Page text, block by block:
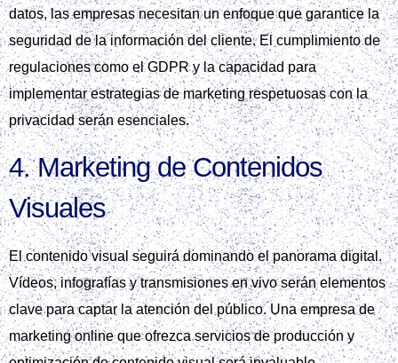
datos, las empresas necesitan un enfoque que garantice la
seguridad de la información del cliente. El cumplimiento de
regulaciones como el GDPR y la capacidad para
implementar estrategias de marketing respetuosas con la
privacidad serán esenciales.
4. Marketing de Contenidos
Visuales
El contenido visual seguirá dominando el panorama digital.
Vídeos, infografías y transmisiones en vivo serán elementos
clave para captar la atención del público. Una empresa de
marketing online que ofrezca servicios de producción y